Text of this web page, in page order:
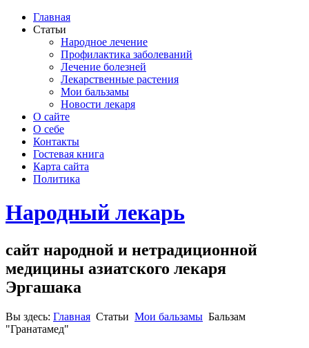
Главная
Статьи
Народное лечение
Профилактика заболеваний
Лечение болезней
Лекарственные растения
Мои бальзамы
Новости лекаря
О сайте
О себе
Контакты
Гостевая книга
Карта сайта
Политика
Народный лекарь
сайт народной и нетрадиционной
медицины азиатского лекаря
Эргашака
Вы здесь: Главная Статьи Мои бальзамы Бальзам
"Гранатамед"